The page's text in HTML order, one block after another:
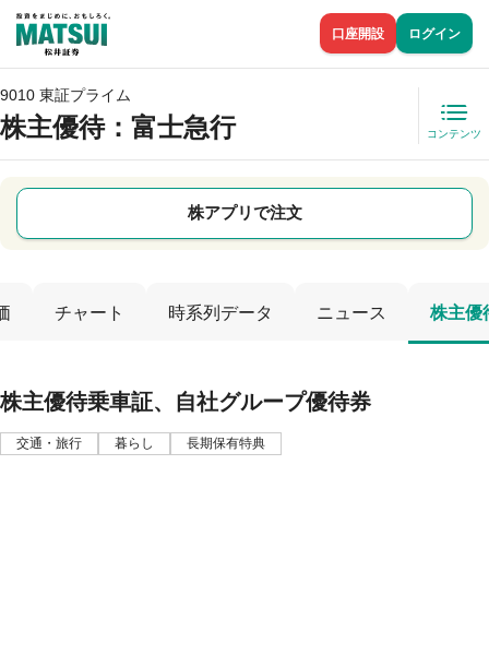
口座開設 ログイン
9010 東証プライム
株主優待：富士急行 コンテンツ
株アプリで注文
チャート 時系列データ ニュース 株主優
株主優待乗車証、自社グループ優待券
交通・旅行 暮らし 長期保有特典